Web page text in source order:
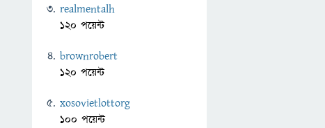
realmentalh
120 পয়েন্ট
brownrobert
120 পয়েন্ট
xosovietlottorg
100 পয়েন্ট